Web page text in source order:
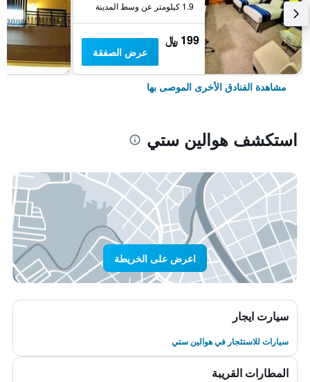
1.9 كيلومتر عن وسط المدينة
199 ﷼
عرض الصفقة
مشاهدة الفنادق الأخرى الموصى بها
استكشف هوالين ستي
اعرض على الخريطة
سيارت ايجار
سيارات للاستئجار في هوالين ستي
المطارات القريبة